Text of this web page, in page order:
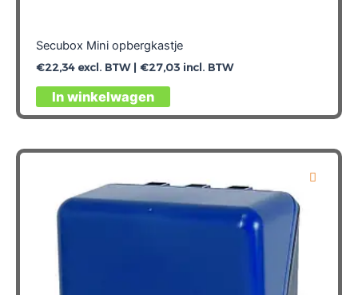
Secubox Mini opbergkastje
€22,34excl. BTW | €27,03incl. BTW
In winkelwagen